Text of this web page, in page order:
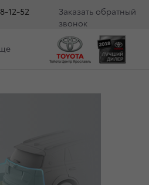
12-52
Заказать обратный
звонок